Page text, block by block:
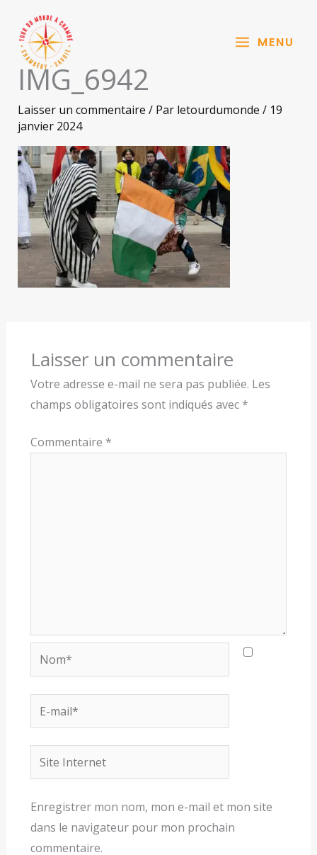
contenu
MENU
IMG_6942
Laisser un commentaire / Par letourdumonde / 19
janvier 2024
Laisser un commentaire
Votre adresse e-mail ne sera pas publiée. Les
champs obligatoires sont indiqués avec *
Commentaire *
Nom*
mail*
Site
Internet
Enregistrer mon nom, mon e-mail et mon site
dans le navigateur pour mon prochain
commentaire.